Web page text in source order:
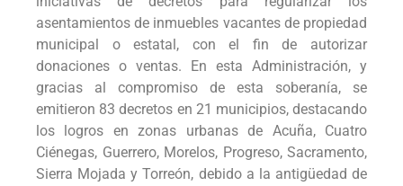
asentamientos de inmuebles vacantes de propiedad
municipal o estatal, con el fin de autorizar
donaciones o ventas. En esta Administración, y
gracias al compromiso de esta soberanía, se
emitieron 83 decretos en 21 municipios, destacando
los logros en zonas urbanas de Acuña, Cuatro
Ciénegas, Guerrero, Morelos, Progreso, Sacramento,
Sierra Mojada y Torreón, debido a la antigüedad de